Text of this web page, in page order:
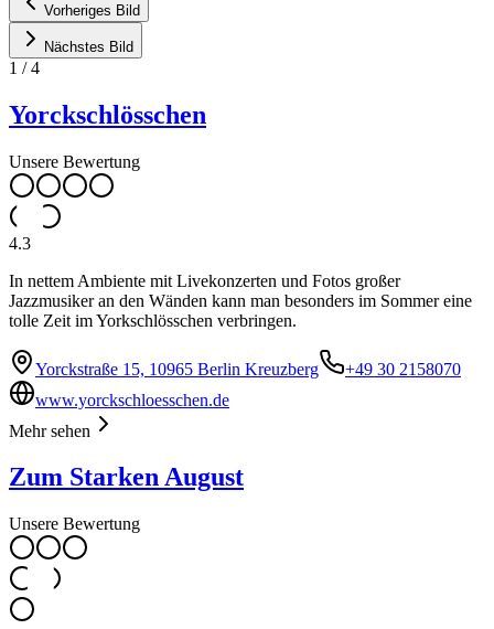
Vorheriges Bild
Nächstes Bild
1 /4
Yorckschlösschen
Unsere Bewertung
4.3
In nettem Ambiente mit Livekonzerten und Fotos großer
Jazzmusiker an den Wänden kann man besonders im Sommer eine
tolle Zeit im Yorkschlösschen verbringen.
Yorckstraße 15, 10965 Berlin Kreuzberg
+49 30 2158070
www.yorckschloesschen.de
Mehr sehen
Zum Starken August
Unsere Bewertung